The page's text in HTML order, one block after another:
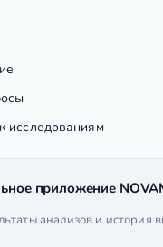
исследованиям
приложение
анализов и история